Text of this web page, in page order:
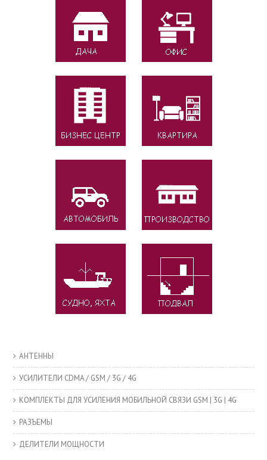
АНТЕННЫ
УСИЛИТЕЛИ CDMA / GSM / 3G / 4G
КОМПЛЕКТЫ ДЛЯ УСИЛЕНИЯ МОБИЛЬНОЙ СВЯЗИ GSM | 3G | 4G
РАЗЪЕМЫ
ДЕЛИТЕЛИ МОЩНОСТИ